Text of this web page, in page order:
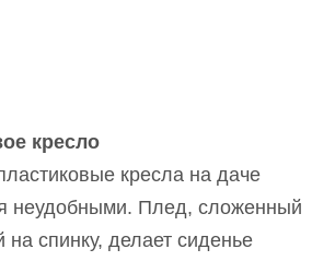
кресло
кресла на даче
неудобными. Плед, сложенный
на спинку, делает сиденье